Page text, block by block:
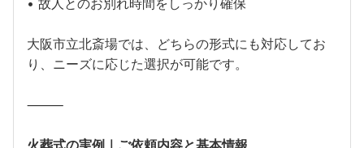
• 故人とのお別れ時間をしっかり確保
大阪市立北斎場では、どちらの形式にも対応してお
り、ニーズに応じた選択が可能です。
⸻
火葬式の実例｜ご依頼内容と基本情報